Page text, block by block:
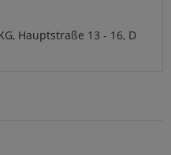
Hauptstraße 13 - 16, D